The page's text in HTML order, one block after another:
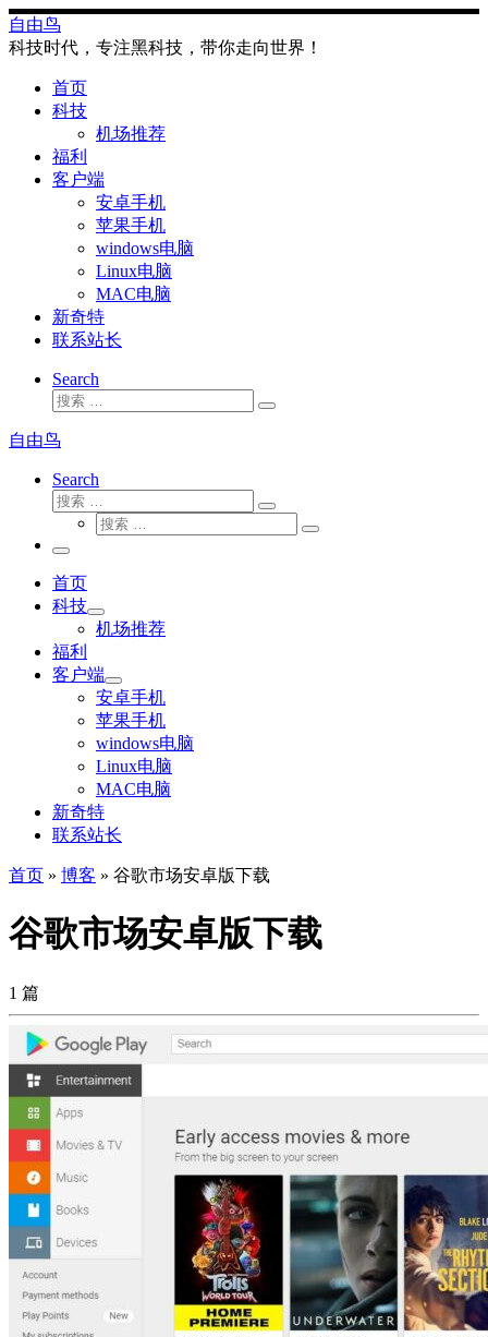
Skip
to
content
自由鸟
科技时代，专注黑科技，带你走向世界！
首页
科技
机场推荐
福利
客户端
安卓手机
苹果手机
windows电脑
Linux电脑
MAC电脑
新奇特
联系站长
Search
搜
搜
自由鸟
Search
搜
搜
索
搜
搜
主
菜
单
首页
科技
机场推荐
福利
客户端
安卓手机
苹果手机
windows电脑
Linux电脑
MAC电脑
新奇特
联系站长
首页 » 博客 » 谷歌市场安卓版下载
谷歌市场安卓版下载
1 篇